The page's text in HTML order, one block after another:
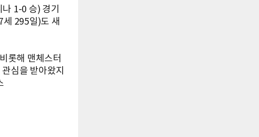
1-0 승) 경기
295일)도 새
롯해 맨체스터
심을 받아왔지